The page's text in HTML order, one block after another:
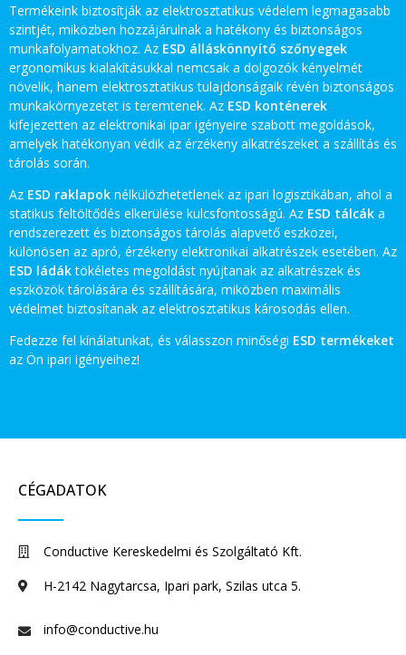
Termékeink biztosítják az elektrosztatikus védelem legmagasabb
szintjét, miközben hozzájárulnak a hatékony és biztonságos
munkafolyamatokhoz. Az ESD álláskönnyítő szőnyegek
ergonomikus kialakításukkal nemcsak a dolgozók kényelmét
növelik, hanem elektrosztatikus tulajdonságaik révén biztonságos
munkakörnyezetet is teremtenek. Az ESD konténerek
kifejezetten az elektronikai ipar igényeire szabott megoldások,
amelyek hatékonyan védik az érzékeny alkatrészeket a szállítás és
tárolás során.
Az ESD raklapok nélkülözhetetlenek az ipari logisztikában, ahol a
statikus feltöltődés elkerülése kulcsfontosságú. Az ESD tálcák a
rendszerezett és biztonságos tárolás alapvető eszközei,
különösen az apró, érzékeny elektronikai alkatrészek esetében. Az
ESD ládáktökéletes megoldást nyújtanak az alkatrészek és
eszközök tárolására és szállítására, miközben maximális
védelmet biztosítanak az elektrosztatikus károsodás ellen.
Fedezze fel kínálatunkat, és válasszon minőségi ESD termékeket
az Ön ipari igényeihez!
CÉGADATOK
Conductive Kereskedelmi és Szolgáltató Kft.
H-2142 Nagytarcsa, Ipari park, Szilas utca 5.
info@conductive.hu